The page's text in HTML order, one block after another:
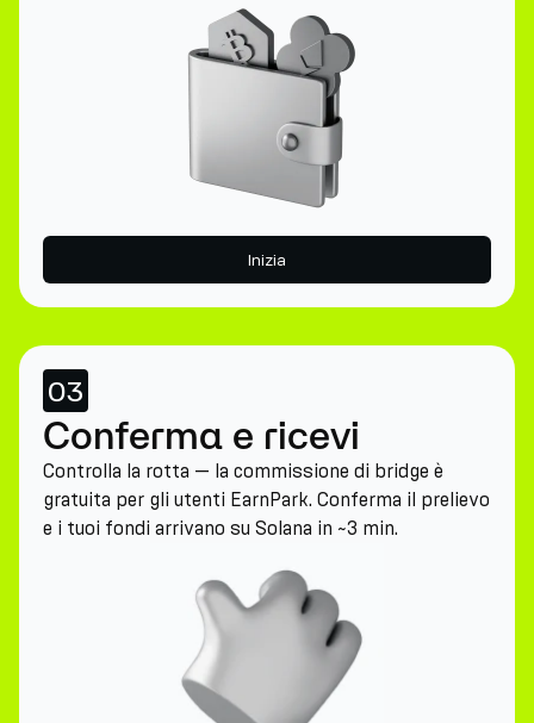
Inizia
03
Conferma e ricevi
Controlla la rotta — la commissione di bridge è
gratuita per gli utenti EarnPark. Conferma il prelievo
e i tuoi fondi arrivano su Solana in ~3 min.